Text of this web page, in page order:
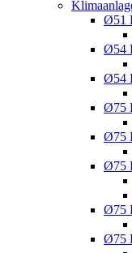
Ø51
Ø54
Ø54
Ø75
Ø75
Ø75
Ø75
Ø75